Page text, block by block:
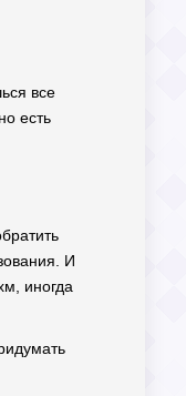
все
есть
И
иногда